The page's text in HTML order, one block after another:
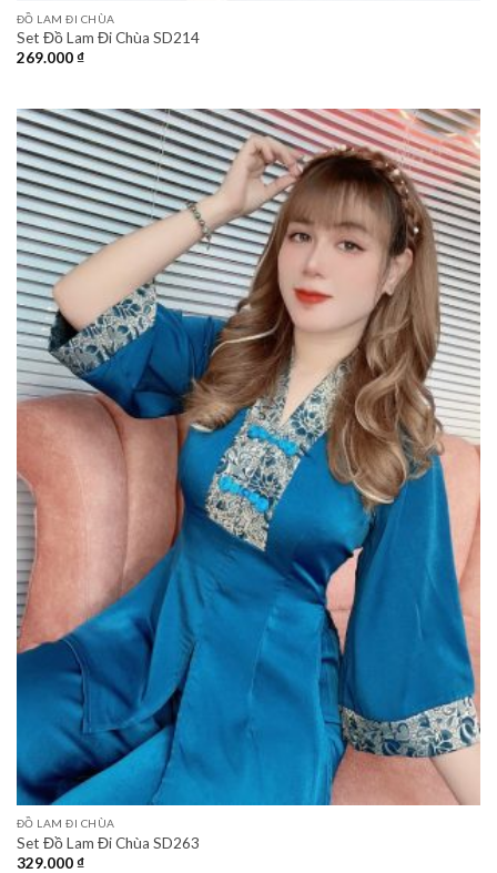
ĐỒ LAM ĐI CHÙA
Set Đồ Lam Đi Chùa SD214
269.000₫
ĐỒ LAM ĐI CHÙA
Set Đồ Lam Đi Chùa SD263
329.000₫